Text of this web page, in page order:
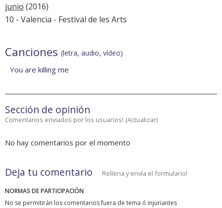
junio (2016)
10 - Valencia - Festival de les Arts
Canciones (letra, audio, vídeo)
You are killing me
Sección de opinión
Comentarios enviados por los usuarios! (Actualizar)
No hay comentarios por el momento
Deja tu comentario Rellena y envía el formulario!
NORMAS DE PARTICIPACIÓN
No se permitirán los comentarios fuera de tema ó injuriantes